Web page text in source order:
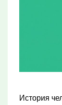
История